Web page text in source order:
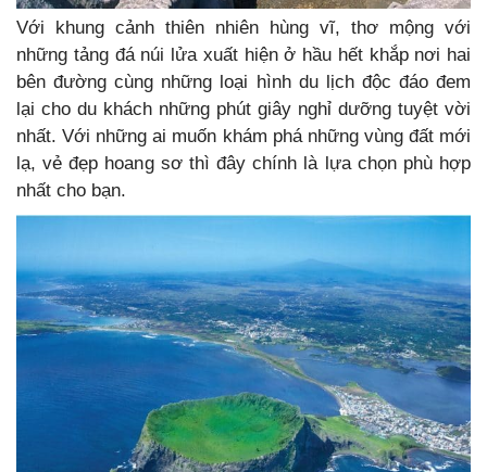
Với khung cảnh thiên nhiên hùng vĩ, thơ mộng với
những tảng đá núi lửa xuất hiện ở hầu hết khắp nơi hai
bên đường cùng những loại hình du lịch độc đáo đem
lại cho du khách những phút giây nghỉ dưỡng tuyệt vời
nhất. Với những ai muốn khám phá những vùng đất mới
lạ, vẻ đẹp hoang sơ thì đây chính là lựa chọn phù hợp
nhất cho bạn.